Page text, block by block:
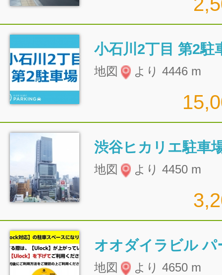
小石川2丁目 第2駐
地図 より 4446 m
渋谷ヒカリエ駐車
地図 より 4450 m
オオダイラビル パ
地図 より 4650 m